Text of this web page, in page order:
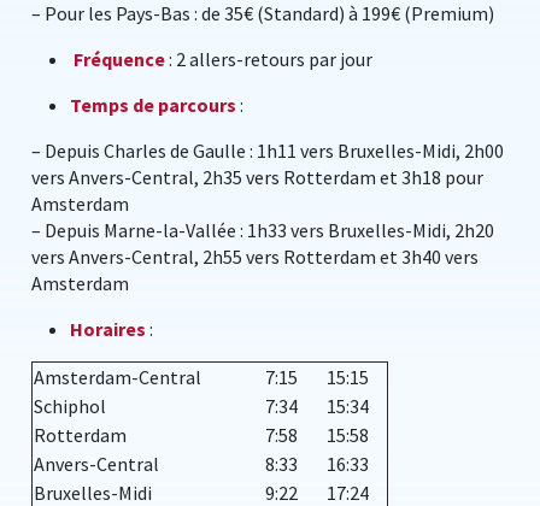
– Pour les Pays-Bas : de 35€ (Standard) à 199€ (Premium)
Fréquence: 2 allers-retours par jour
Temps de parcours :
– Depuis Charles de Gaulle : 1h11 vers Bruxelles-Midi, 2h00
vers Anvers-Central, 2h35 vers Rotterdam et 3h18 pour
Amsterdam
– Depuis Marne-la-Vallée : 1h33 vers Bruxelles-Midi, 2h20
vers Anvers-Central, 2h55 vers Rotterdam et 3h40 vers
Amsterdam
Horaires :
Amsterdam-Central
7:15
15:15
Schiphol
7:34
15:34
Rotterdam
7:58
15:58
Anvers-Central
8:33
16:33
Bruxelles-Midi
9:22
17:24